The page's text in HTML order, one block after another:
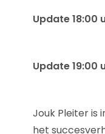
Update
Update 19:00
Jouk Pleiter is
het